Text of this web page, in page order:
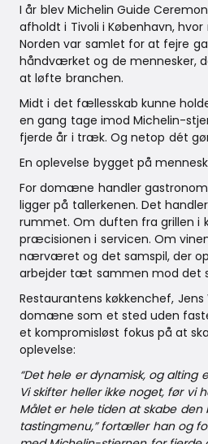
I år blev Michelin Guide
afholdt i Tivoli i København,
Norden var samlet for at fejre
håndværket og de mennesker,
at løfte branchen.
Midt i det fællesskab kunne
en gang tage imod Michelin-
fjerde år i træk. Og netop dét
En oplevelse bygget på
For domæne handler
ligger på tallerkenen. Det
rummet. Om duften fra grillen i
præcisionen i servicen. Om
nærværet og det samspil, der
arbejder tæt sammen mod det
Restaurantens køkkenchef,
domæne som et sted uden
et kompromisløst fokus på at
oplevelse:
“Det hele er dynamisk, og alting
Vi skifter heller ikke noget, før vi
Målet er hele tiden at skabe den
tastingmenu,” fortæller han og